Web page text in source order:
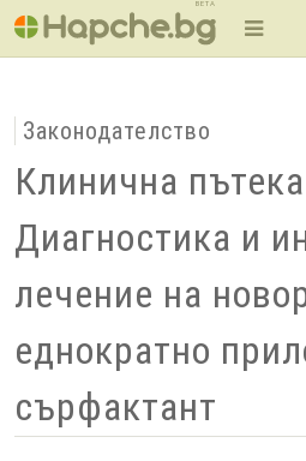
BETA
Законодателство
Клинична
Диагностика и
лечение на
еднократно
сърфактант